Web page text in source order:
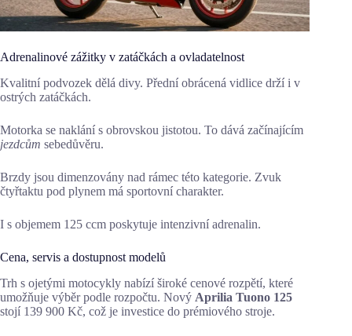
Adrenalinové zážitky v zatáčkách a ovladatelnost
Kvalitní podvozek dělá divy. Přední obrácená vidlice drží i v
ostrých zatáčkách.
Motorka se naklání s obrovskou jistotou. To dává začínajícím
jezdcům sebedůvěru.
Brzdy jsou dimenzovány nad rámec této kategorie. Zvuk
čtyřtaktu pod plynem má sportovní charakter.
I s objemem 125 ccm poskytuje intenzivní adrenalin.
Cena, servis a dostupnost modelů
Trh s ojetými motocykly nabízí široké cenové rozpětí, které
umožňuje výběr podle rozpočtu. Nový Aprilia Tuono 125
stojí 139 900 Kč, což je investice do prémiového stroje.